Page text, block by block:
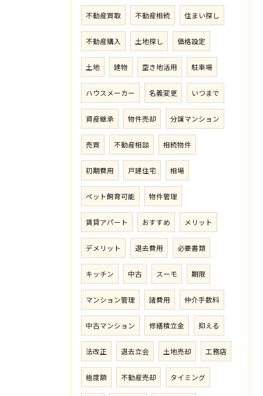
不動産買取 不動産相続 住まい探し
不動産購入 土地探し 価格設定
土地 建物 空き地活用 駐車場
ハウスメーカー 名義変更 いつまで
資産継承 物件売却 分譲マンション
売買 不動産相談 相続物件
初期費用 戸建住宅 相場
ペット飼育可能 物件管理
賃貸アパート おすすめ メリット
デメリット 退去費用 必要書類
キッチン 中古 スーモ 期限
マンション管理 諸費用 仲介手数料
中古マンション 修繕積立金 抑える
法改正 退去立会 土地売却 工務店
極度額 不動産売却 タイミング